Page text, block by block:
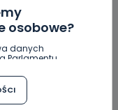
osobowe?
danych
Parlamentu
z
uchylenia
opanuje